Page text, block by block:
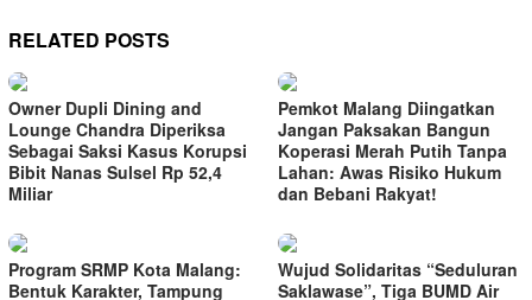
RELATED POSTS
Owner Dupli Dining and
Lounge Chandra Diperiksa
Sebagai Saksi Kasus Korupsi
Bibit Nanas Sulsel Rp 52,4
Miliar
Pemkot Malang Diingatkan
Jangan Paksakan Bangun
Koperasi Merah Putih Tanpa
Lahan: Awas Risiko Hukum
dan Bebani Rakyat!
Program SRMP Kota Malang:
Bentuk Karakter, Tampung
Wujud Solidaritas “Seduluran
Saklawase”, Tiga BUMD Air